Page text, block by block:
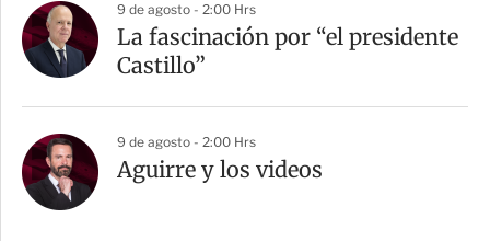
9 de agosto - 2:00 Hrs
La fascinación por “el presidente
Castillo”
9 de agosto - 2:00 Hrs
Aguirre y los videos